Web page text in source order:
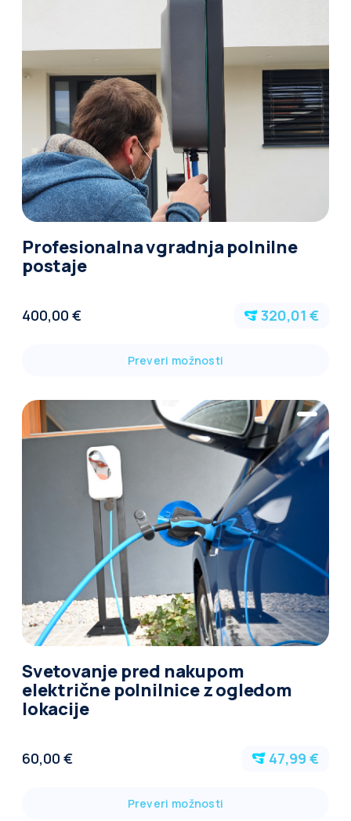
Profesionalna vgradnja polnilne
postaje
400,00 € 320,01 €
Preveri možnosti
Svetovanje pred nakupom
električne polnilnice z ogledom
lokacije
60,00 € 47,99 €
Preveri možnosti